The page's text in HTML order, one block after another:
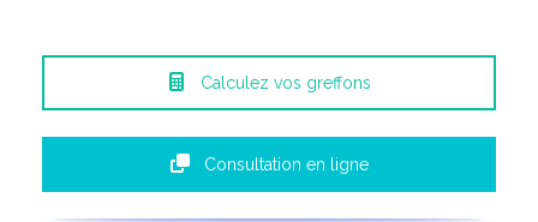
Calculez vos greffons
Consultation en ligne